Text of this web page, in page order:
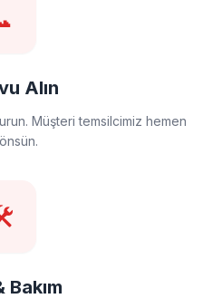
Alın
Müşteri temsilcimiz hemen
Bakım